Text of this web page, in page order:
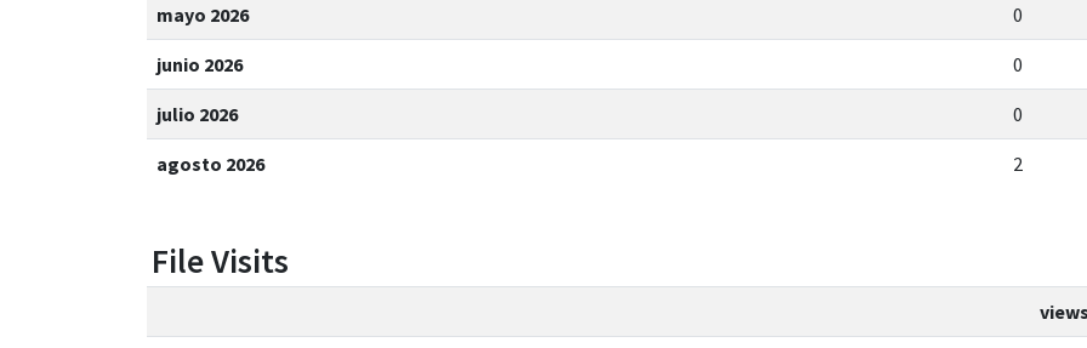
mayo 2026 0
junio 2026 0
julio 2026 0
agosto 2026 2
File Visits